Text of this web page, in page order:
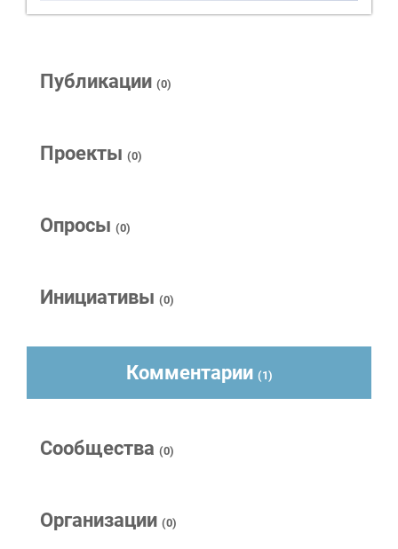
Публикации (0)
Проекты (0)
Опросы (0)
Инициативы (0)
Комментарии (1)
Сообщества (0)
Организации (0)